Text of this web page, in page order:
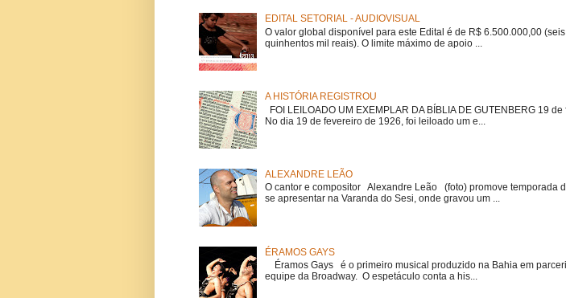
EDITAL SETORIAL - AUDIOVISUAL
O valor global disponível para este Edital é de R$ 6.500.000,00
quinhentos mil reais). O limite máximo de apoio ...
A HISTÓRIA REGISTROU
FOI LEILOADO UM EXEMPLAR DA BÍBLIA DE GUTENBERG 19
No dia 19 de fevereiro de 1926, foi leiloado um e...
ALEXANDRE LEÃO
O cantor e compositor Alexandre Leão (foto) promove temporada
se apresentar na Varanda do Sesi, onde gravou um ...
ÉRAMOS GAYS
Éramos Gays é o primeiro musical produzido na Bahia em
equipe da Broadway. O espetáculo conta a his...